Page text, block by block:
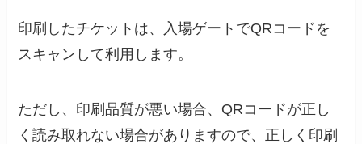
印刷したチケットは、入場ゲートでQRコードを
スキャンして利用します。
ただし、印刷品質が悪い場合、QRコードが正し
く読み取れない場合がありますので、正しく印刷